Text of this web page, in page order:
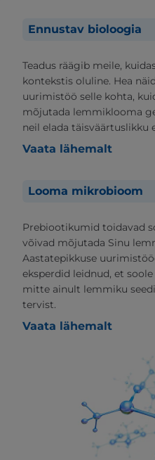
Ennustav bioloogia
Teadus räägib meile,
kontekstis oluline. Hea
uurimistöö selle kohta,
mõjutada lemmiklooma
neil elada täisväärtuslikku
Vaata lähemalt
Looma mikrobioom
Prebiootikumid toidavad
võivad mõjutada Sinu
Aastatepikkuse
eksperdid leidnud, et
mitte ainult lemmiku
tervist.
Vaata lähemalt